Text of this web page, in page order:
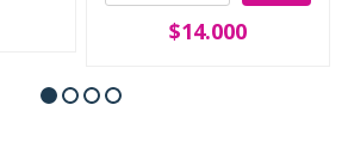
$14.000